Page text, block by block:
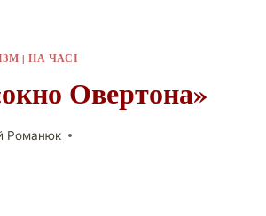
|НА ЧАСІ
Овертона»
Романюк